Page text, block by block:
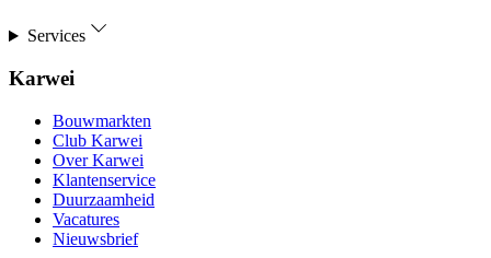
Services
Karwei
Bouwmarkten
Club Karwei
Over Karwei
Klantenservice
Duurzaamheid
Vacatures
Nieuwsbrief